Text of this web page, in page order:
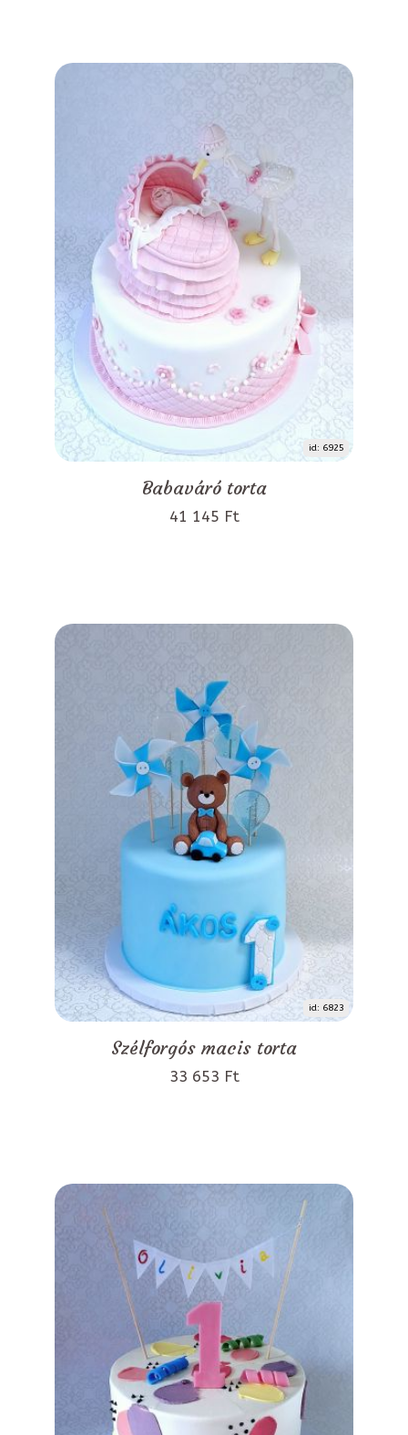
id: 6925
Babaváró torta
41 145 Ft
id: 6823
Szélforgós macis torta
33 653 Ft